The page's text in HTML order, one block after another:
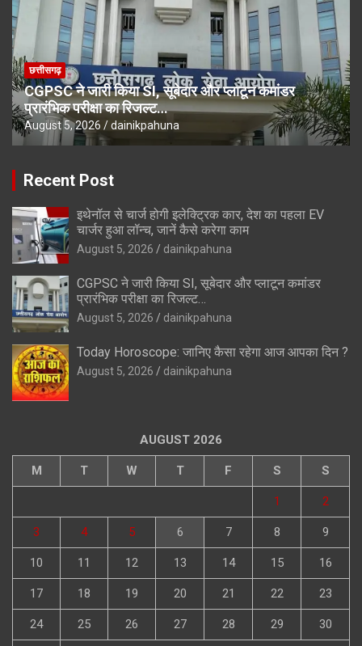
छत्तीसगढ़
CGPSC ने जारी किया SI, सूबेदार और प्लाटून कमांडर
प्रारंभिक परीक्षा का रिजल्ट…
August 5, 2026 dainikpahuna
Recent Post
इथेनॉल से चार्ज होगी इलेक्ट्रिक कार, देश का पहला EV
चार्जर हुआ लॉन्च, जानें कैसे करेगा काम
August 5, 2026 dainikpahuna
CGPSC ने जारी किया SI, सूबेदार और प्लाटून कमांडर
प्रारंभिक परीक्षा का रिजल्ट…
August 5, 2026 dainikpahuna
Today Horoscope: जानिए कैसा रहेगा आज आपका दिन ?
August 5, 2026 dainikpahuna
AUGUST 2026
M T W T F S S
1 2
3 4 5 6 7 8 9
10 11 12 13 14 15 16
17 18 19 20 21 22 23
24 25 26 27 28 29 30